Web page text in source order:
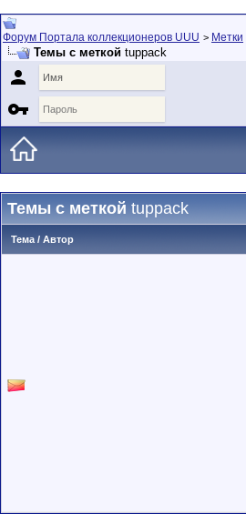
Форум Портала коллекционеров UUU > Метки
Темы с меткой tuppack


Темы с меткойtuppack
Тема / Автор